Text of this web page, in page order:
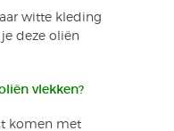
witte kleding
deze oliën
vlekken?
komen met